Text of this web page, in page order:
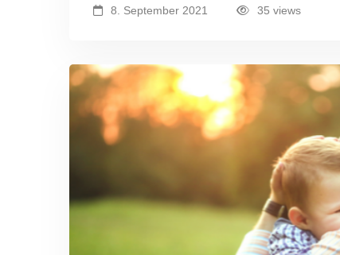
8. September 2021 35 views